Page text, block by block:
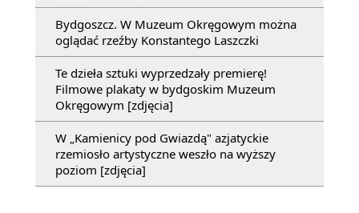
Bydgoszcz. W Muzeum Okręgowym można
oglądać rzeźby Konstantego Laszczki
Te dzieła sztuki wyprzedzały premierę!
Filmowe plakaty w bydgoskim Muzeum
Okręgowym [zdjęcia]
W „Kamienicy pod Gwiazdą" azjatyckie
rzemiosło artystyczne weszło na wyższy
poziom [zdjęcia]